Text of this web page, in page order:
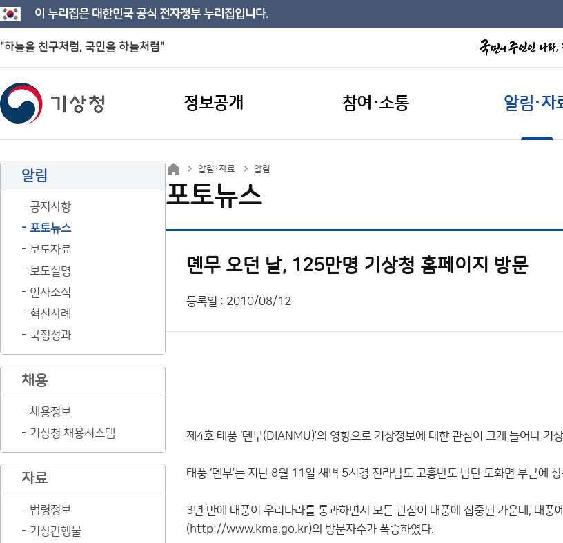
이 누리집은 대한민국 공식 전자정부 누리집입니다.
"하늘을 친구처럼, 국민을 하늘처럼"
정보공개 참여·소통 알림·자
알림
공지사항
포토뉴스
보도자료
보도설명
인사소식
혁신사례
국정성과
채용
채용정보
기상청 채용시스템
자료
법령정보
기상간행물
알림·자료 알림
포토뉴스
뎬무 오던 날, 125만명 기상청 홈페이지 방문
등록일 : 2010/08/12
제4호 태풍 ‘뎬무(DIANMU)’의 영향으로 기상정보에 대한 관심이 크게 늘어나 기
태풍 ‘뎬무’는 지난 8월 11일 새벽 5시경 전라남도 고흥반도 남단 도화면 부근에
3년 만에 태풍이 우리나라를 통과하면서 모든 관심이 태풍에 집중된 가운데, 태풍
(http://www.kma.go.kr)의 방문자수가 폭증하였다.